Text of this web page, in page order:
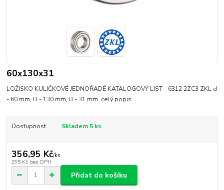
60x130x31
LOŽISKO KULIČKOVÉ JEDNOŘADÉ KATALOGOVÝ LIST - 6312 2ZC3 ZKL d
- 60 mm, D - 130 mm, B - 31 mm. celý popis
Dostupnost Skladem 5 ks
356,95 Kč/ks
295 Kč bez DPH
Přidat do košíku